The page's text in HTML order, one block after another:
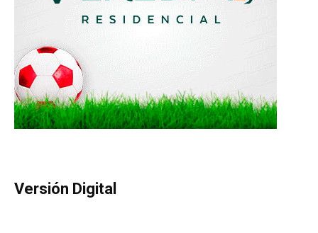
Versión Digital